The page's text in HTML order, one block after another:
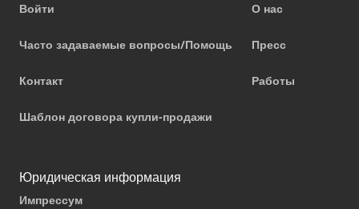
Войти
Часто задаваемые вопросы/Помощь
Контакт
Шаблон договора купли-продажи
О нас
Пресс
Работы
Юридическая информация
Импрессум